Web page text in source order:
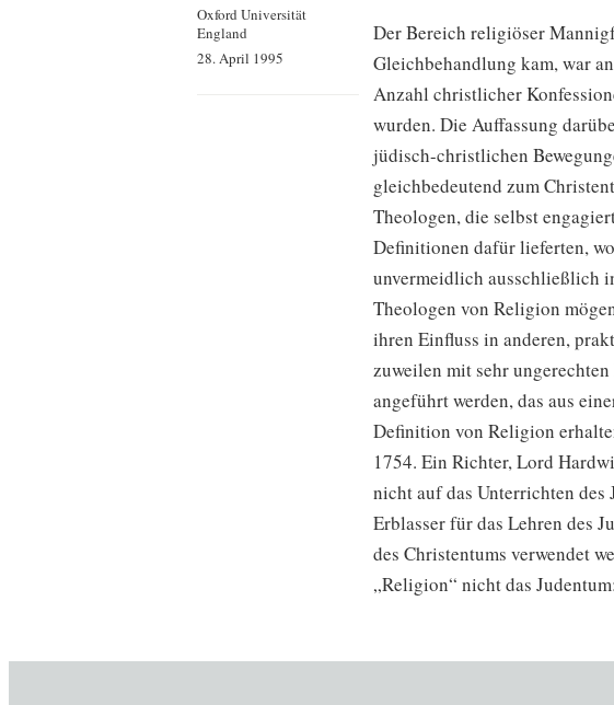
Oxford Universität
England
28. April 1995
Der Bereich religiöser
Gleichbehandlung kam, war
Anzahl christlicher
wurden. Die Auffassung
jüdisch-christlichen
gleichbedeutend zum
Theologen, die selbst
Definitionen dafür lieferten,
unvermeidlich ausschließlich
Theologen von Religion
ihren Einfluss in anderen,
zuweilen mit sehr
angeführt werden, das aus
Definition von Religion
1754. Ein Richter, Lord
nicht auf das Unterrichten des
Erblasser für das Lehren des
des Christentums verwendet
„Religion“ nicht das